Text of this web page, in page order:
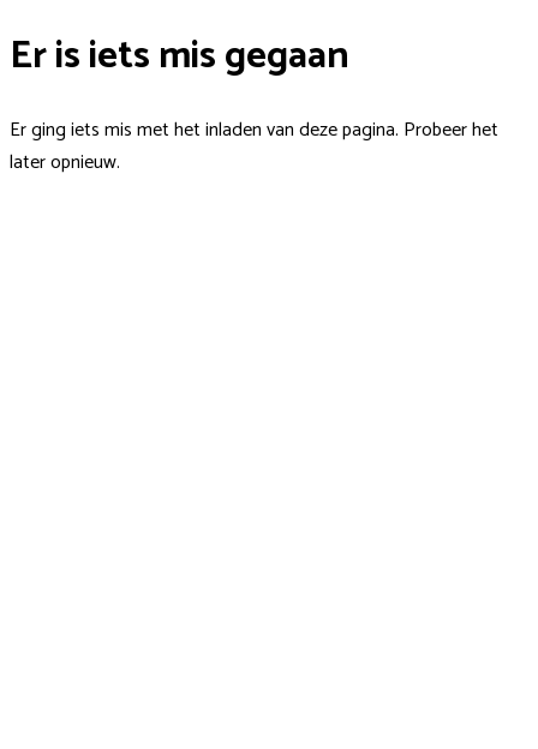
Er is iets mis gegaan
Er ging iets mis met het inladen van deze pagina. Probeer het
later opnieuw.